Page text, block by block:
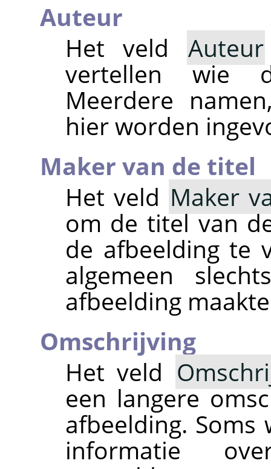
Auteur
Het veld Auteur
vertellen wie
Meerdere
hier worden
Maker van de titel
Het veld Maker
om de titel van
de afbeelding te
algemeen
afbeelding
Omschrijving
Het veld
een langere
afbeelding.
informatie